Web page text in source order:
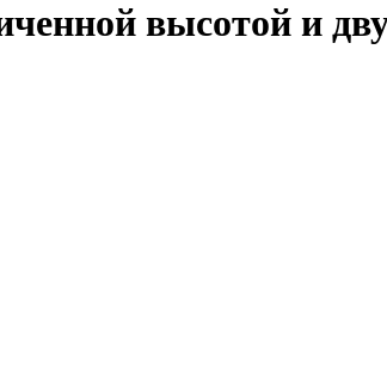
высотой и